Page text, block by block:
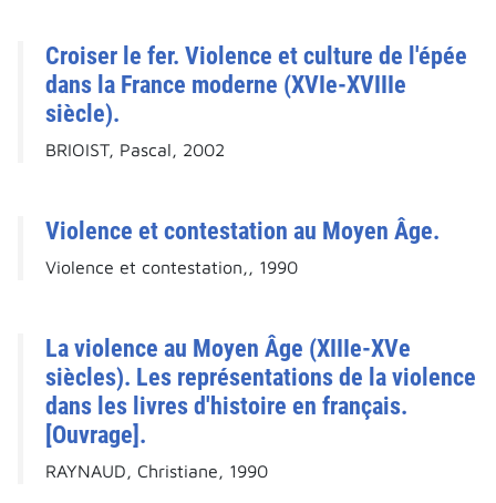
Croiser le fer. Violence et culture de l'épée
dans la France moderne (XVIe-XVIIIe
siècle).
BRIOIST, Pascal, 2002
Violence et contestation au Moyen Âge.
Violence et contestation,, 1990
La violence au Moyen Âge (XIIIe-XVe
siècles). Les représentations de la violence
dans les livres d'histoire en français.
[Ouvrage].
RAYNAUD, Christiane, 1990